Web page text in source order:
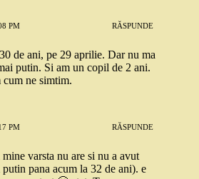
PM RĂSPUNDE
de ani, pe 29 aprilie. Dar nu ma
putin. Si am un copil de 2 ani.
cum ne simtim.
PM RĂSPUNDE
varsta nu are si nu a avut
pana acum la 32 de ani). e